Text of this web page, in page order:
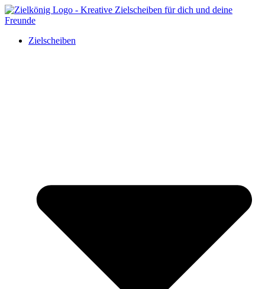
Zielscheiben